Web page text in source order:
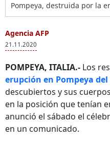
Pompeya, destruida por la
Agencia AFP
21.11.2020
POMPEYA, ITALIA.- Los
erupción en Pompeya del
descubiertos y sus
en la posición que tenían
anunció el sábado el
en un comunicado.